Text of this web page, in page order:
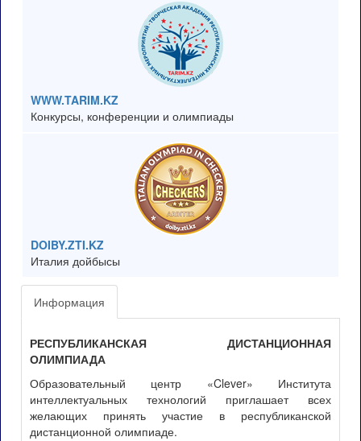
WWW.TARIM.KZ
Конкурсы, конференции и олимпиады
DOIBY.ZTI.KZ
Италия дойбысы
Информация
РЕСПУБЛИКАНСКАЯ ДИСТАНЦИОННАЯ
ОЛИМПИАДА
Образовательный центр «Clever» Института
интеллектуальных технологий приглашает всех
желающих принять участие в республиканской
дистанционной олимпиаде.